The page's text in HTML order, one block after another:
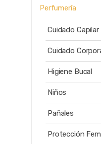
Perfumería
Cuidado Capilar
Cuidado
Higiene Bucal
Niños
Pañales
Protección